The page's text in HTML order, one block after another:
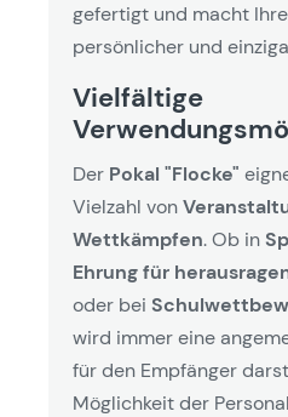
gefertigt und macht
persönlicher und
Vielfältige
Der Pokal "Flocke"
Vielzahl von
Wettkämpfen. Ob in
Ehrung für
oder bei
wird immer eine
für den Empfänger
Möglichkeit der